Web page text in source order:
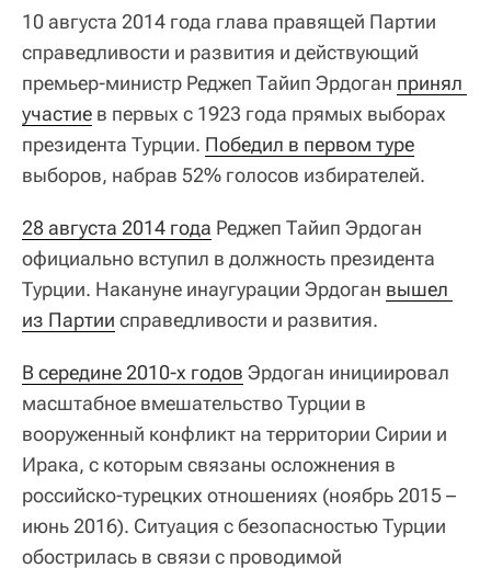
10 августа 2014 года глава правящей Партии
справедливости и развития и действующий
премьер-министр Реджеп Тайип Эрдоган принял
участие в первых с 1923 года прямых выборах
президента Турции. Победил в первом туре
выборов, набрав 52% голосов избирателей.
28 августа 2014 года Реджеп Тайип Эрдоган
официально вступил в должность президента
Турции. Накануне инаугурации Эрдоган вышел
из Партии справедливости и развития.
В середине 2010-х годов Эрдоган инициировал
масштабное вмешательство Турции в
вооруженный конфликт на территории Сирии и
Ирака, с которым связаны осложнения в
российско-турецких отношениях (ноябрь 2015 –
июнь 2016). Ситуация с безопасностью Турции
обострилась в связи с проводимой